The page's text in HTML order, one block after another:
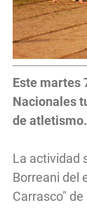
Este martes
Nacionales
de atletismo.
La actividad
Borreani del
Carrasco"